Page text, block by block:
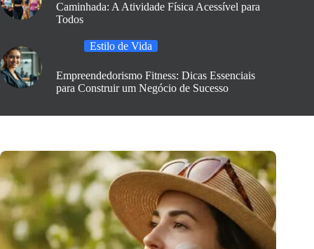
Caminhada: A Atividade Física Acessível para
Todos
Estilo de Vida
Empreendedorismo Fitness: Dicas Essenciais
para Construir um Negócio de Sucesso